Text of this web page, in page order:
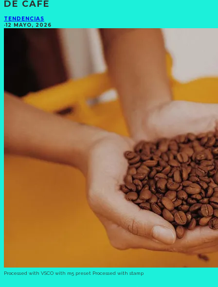
DE CAFÉ
TENDENCIAS
·12 MAYO, 2026
Processed with VSCO with m5 preset Processed with stamp